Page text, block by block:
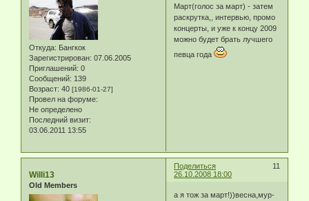
Откуда: Бангкок
Зарегистрирован: 07.06.2005
Приглашений: 0
Сообщений: 139
Возраст: 40 [1986-01-27]
Провел на форуме:
Не определено
Последний визит:
03.06.2011 13:55
Март(голос за март) - затем
раскрутка,, интервью, промо
концерты, и уже к концу 2009
можно будет брать лучшего
певца года
Поделиться
11
26.10.2008 18:00
Willi13
Old Members
а я тож за март!))весна,мур-